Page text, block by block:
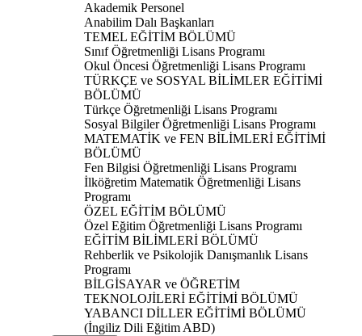
Akademik Personel
Anabilim Dalı Başkanları
TEMEL EĞİTİM BÖLÜMÜ
Sınıf Öğretmenliği Lisans Programı
Okul Öncesi Öğretmenliği Lisans Programı
TÜRKÇE ve SOSYAL BİLİMLER EĞİTİMİ
BÖLÜMÜ
Türkçe Öğretmenliği Lisans Programı
Sosyal Bilgiler Öğretmenliği Lisans Programı
MATEMATİK ve FEN BİLİMLERİ EĞİTİMİ
BÖLÜMÜ
Fen Bilgisi Öğretmenliği Lisans Programı
İlköğretim Matematik Öğretmenliği Lisans
Programı
ÖZEL EĞİTİM BÖLÜMÜ
Özel Eğitim Öğretmenliği Lisans Programı
EĞİTİM BİLİMLERİ BÖLÜMÜ
Rehberlik ve Psikolojik Danışmanlık Lisans
Programı
BİLGİSAYAR ve ÖĞRETİM
TEKNOLOJİLERİ EĞİTİMİ BÖLÜMÜ
YABANCI DİLLER EĞİTİMİ BÖLÜMÜ
(İngiliz Dili Eğitim ABD)